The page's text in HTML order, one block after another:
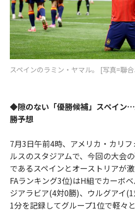
スペインのラミン・ヤマル。 [写真=聯
◆隙のない「優勝候補」スペイン
勝予想
7月3日午前4時、アメリカ・カリ
ルスのスタジアムで、今回の大会
であるスペインとオーストリアが
FAランキング3位)はH組でカーボ
ジアラビア(4対0勝)、ウルグアイ
1分を記録してグループ1位で軽々